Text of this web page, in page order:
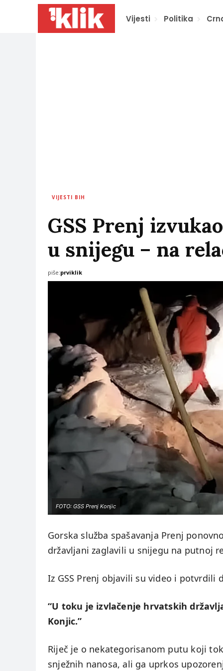
Vijesti Politika
VIJESTI BIH
GSS Prenj
u snijegu – na
piše:prviklik
FOTO: GSS Prenj Konjic
Gorska služba spašavanja Prenj
državljani zaglavili u snijegu na putnoj
Iz GSS Prenj objavili su video i potvrdili
“U toku je izvlačenje hrvatskih
Konjic.”
Riječ je o nekategorisanom putu koji
snježnih nanosa, ali ga uprkos